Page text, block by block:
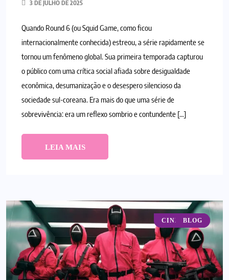
3 DE JULHO DE 2025
Quando Round 6 (ou Squid Game, como ficou
internacionalmente conhecida) estreou, a série rapidamente se
tornou um fenômeno global. Sua primeira temporada capturou
o público com uma crítica social afiada sobre desigualdade
econômica, desumanização e o desespero silencioso da
sociedade sul-coreana. Era mais do que uma série de
sobrevivência: era um reflexo sombrio e contundente […]
LEIA MAIS
CINEMA/TV
BLOG